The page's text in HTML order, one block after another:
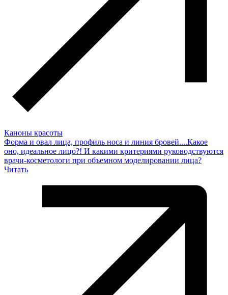
Каноны красоты
Форма и овал лица, профиль носа и линия бровей....Какое
оно, идеальное лицо?! И какими критериями руководствуются
врачи-косметологи при объемном моделировании лица?
Читать